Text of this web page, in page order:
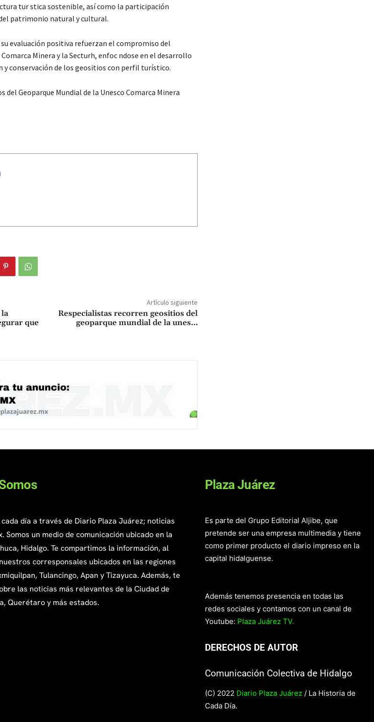
tur stica sostenible, así como la participación
patrimonio natural y cultural.
evaluación positiva refuerzan el compromiso del
Minera y la Secturh, enfoc ndose en el desarrollo
y conservación de los geositios con perfil turístico.
del Geoparque Mundial de la Unesco Comarca Minera
que
Artículo siguiente
Respecialistas recorren geositios del
geoparque mundial de la unes…
día a través de Diario Plaza Juárez; noticias
Somos un medio de comunicación ubicado en la
Hidalgo. Te compartimos la información, al
corresponsales ubicados en las regiones
Tulancingo, Apan y Tizayuca. Además, te
las noticias más relevantes de la Ciudad de
Querétaro y más estados.
Plaza Juárez
Es parte del Grupo Editorial Aljibe, que
pretende ser una empresa multimedia y tiene
como primer producto el diario impreso en la
capital hidalguense.
Además tenemos presencia en todas las
redes sociales y contamos con un canal de
Youtube: Plaza Juárez TV.
DERECHOS DE AUTOR
Comunicación Colectiva de Hidalgo
(C) 2022 Diario Plaza Juárez / La Historia de
Cada Día.